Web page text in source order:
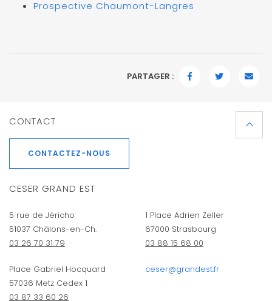
Prospective Chaumont-Langres
PARTAGER :
CONTACT
CONTACTEZ-NOUS
CESER GRAND EST
5 rue de Jéricho
51037 Châlons-en-Ch.
03 26 70 31 79
Place Gabriel Hocquard
57036 Metz Cedex 1
03 87 33 60 26
1 Place Adrien Zeller
67000 Strasbourg
03 88 15 68 00
ceser@grandest.fr